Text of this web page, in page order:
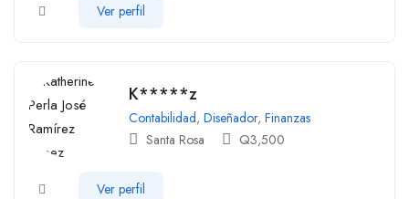
Ver perfil
K*****z
Contabilidad, Diseñador, Finanzas
Santa Rosa
Q3,500
Ver perfil